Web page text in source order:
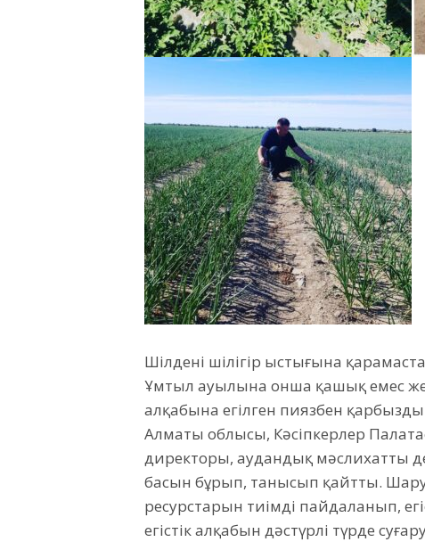
Шілденің шіліңгір ыстығына
Ұмтыл ауылына онша қашық емес
алқабына егілген пиязбен қарбызды
Алматы облысы, Кәсіпкерлер
директоры, аудандық мәслихаттың
басын бұрып, танысып қайтты.
ресурстарын тиімді пайдаланып,
егістік алқабын дәстүрлі түрде